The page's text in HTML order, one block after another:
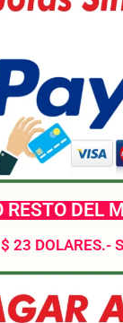
RESTO DEL
23 DOLARES.-